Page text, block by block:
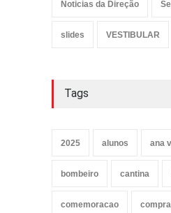
Noticias da Direção
slides VESTIBULAR
Tags
2025 alunos ana
bombeiro cantina
comemoracao